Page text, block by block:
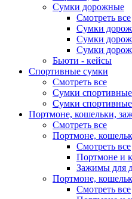
Сумки дорожные
Смотреть все
Сумки
Сумки
Сумки
Бьюти - кейсы
Спортивные сумки
Смотреть все
Сумки
Сумки
Портмоне, кошельки,
Смотреть все
Портмоне,
Смотреть все
Портмоне и
Зажимы для
Портмоне,
Смотреть все